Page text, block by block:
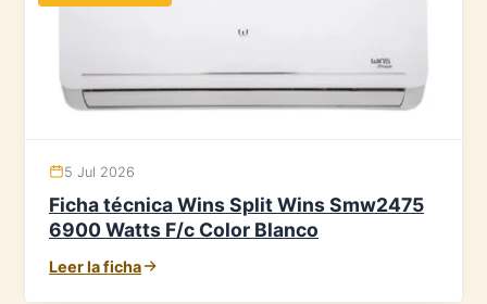
5 Jul 2026
Ficha técnica Wins Split Wins Smw2475
6900 Watts F/c Color Blanco
Leer la ficha